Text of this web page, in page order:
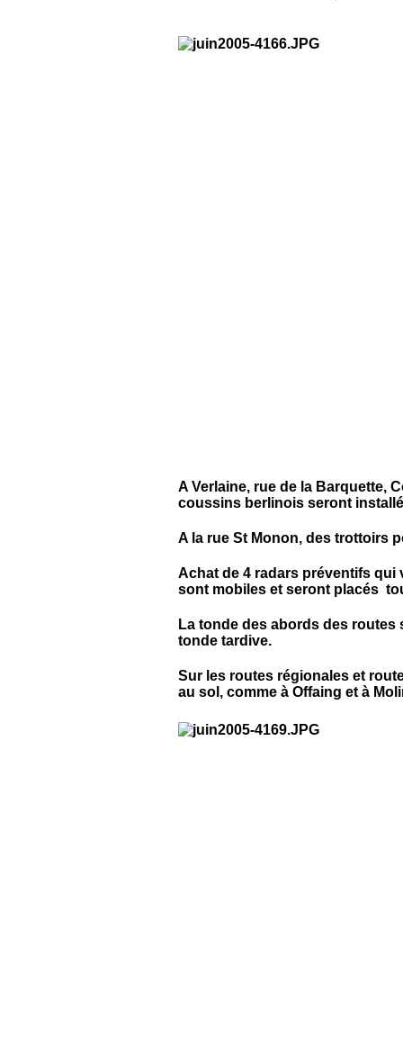
A Verlaine, rue de la Barquette,
coussins berlinois seront
A la rue St Monon, des trottoirs
Achat de 4 radars préventifs qui
sont mobiles et seront placés
La tonde des abords des routes
tonde tardive.
Sur les routes régionales et
au sol, comme à Offaing et à